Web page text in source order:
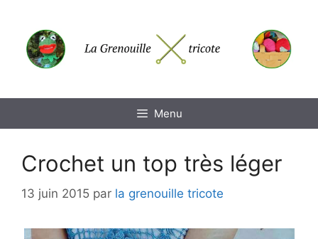
contenu
Menu
Crochet un top très léger
13 juin 2015 par la grenouille tricote